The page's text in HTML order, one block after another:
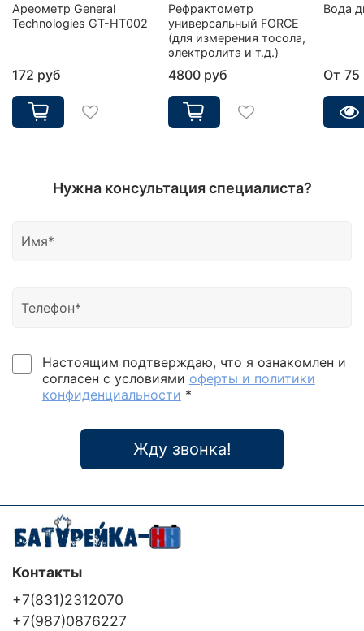
Ареометр General
Technologies GT-HT002
172 руб
Рефрактометр
универсальный FORCE
(для измерения тосола,
электролита и т.д.)
4800 руб
Вода
От 75
Нужна консультация специалиста?
Настоящим подтверждаю, что я ознакомлен и
согласен с условиями оферты и политики
конфиденциальности *
Жду звонка!
Контакты
+7(831)2312070
+7(987)0876227